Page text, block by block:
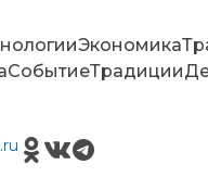
Экономика
СобытиеТрадиции